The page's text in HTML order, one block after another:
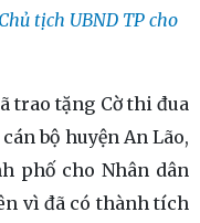
tịch UBND TP cho
trao tặng Cờ thi đua
bộ huyện An Lão,
phố cho Nhân dân
vì đã có thành tích